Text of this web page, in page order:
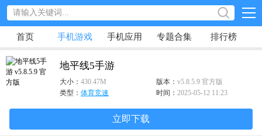
首页 手机游戏 手机应用 专题合集 排行榜
地平线5手游
大小： 430.47M 版本： v5.8.5.9 官方版
类型： 体育竞速 时间： 2025-05-12 11:23
立即下载